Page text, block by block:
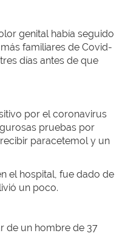
genital había seguido
familiares de Covid-
días antes de que
por el coronavirus
pruebas por
paracetemol y un
el hospital, fue dado de
un poco.
de un hombre de 37